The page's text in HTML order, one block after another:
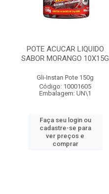
POTE ACUCAR LIQUIDO
SABOR MORANGO 10X15G
Gli-Instan Pote 150g
Código: 10001605
Embalagem: UN\1
Faça seu login ou
cadastre-se para
ver preços e
comprar